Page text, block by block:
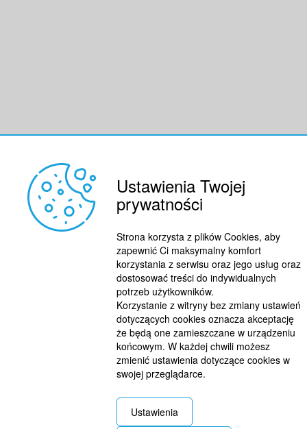
Ustawienia Twojej
prywatności
Strona korzysta z plików Cookies, aby
zapewnić Ci maksymalny komfort
korzystania z serwisu oraz jego usług oraz
dostosować treści do indywidualnych
potrzeb użytkowników.
Korzystanie z witryny bez zmiany ustawień
dotyczących cookies oznacza akceptację
że będą one zamieszczane w urządzeniu
końcowym. W każdej chwili możesz
zmienić ustawienia dotyczące cookies w
swojej przeglądarce.
Ustawienia